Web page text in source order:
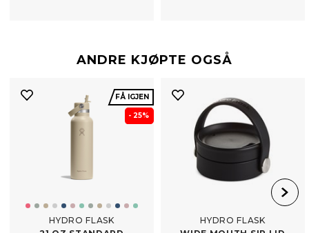
ANDRE KJØPTE OGSÅ
FÅ IGJEN
- 25%
HYDRO FLASK
HYDRO FLASK